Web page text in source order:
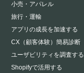
小売・アパレル
旅行・運輸
アプリの成長を加速する
CX（顧客体験）簡易診断
ユーザビリティを調査する
Shopifyで活用する